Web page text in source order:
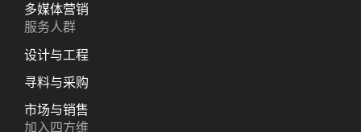
多媒体营销
服务人群
设计与工程
寻料与采购
市场与销售
加入四方维